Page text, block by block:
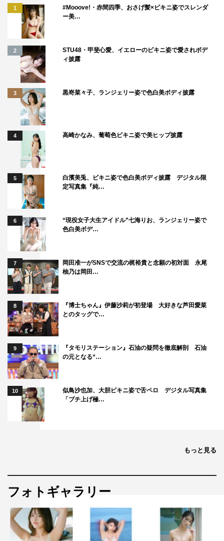
2020年9月12日（土）後2・55～10・54
総合司会：櫻井翔
司会：羽鳥慎一、水卜麻美（日本テレビアナウンサー）
NEXTゲート司会：バカリズム・滝菜月（日本テレビアナ
ウンサー）
出演アーティスト（五十音順）
嵐、[Alexandros]、いきものがかり、石川ひとみ、瑛人、
エレファントカシマシ、AKB48、KAT-TUN、加藤ミリ
ヤ、関ジャニ∞、Kis-My-Ft2、King & Prince、欅坂46、駒
津柚希、小柳ゆき、三代目J SOUL BROTHERS from
EXILE TRIBE、GENERATIONS from EXILE TRIBE、ジャ
ニーズWEST、SEKAI NO OWARI、Sexy Zone、
SEVENTEEN、高橋由美子、DA PUMP、DISH//、
TOMORROW X TOGETHER、東京スカパラダイスオーケ
ストラ、中島美嘉、NiziU、新田恵利、NEWS、乃木坂
46、Novelbright、Perfume、日向坂46、BTS、藤井フミ
ヤ、flumpool、Foorin、V6、Hey! Say! JUMP、MAX、松
本まりか、三浦大知、MIYAVI、宮本浩次、矢井田瞳、矢
沢永吉、山崎まさよし、LiSA、渡辺美奈代
WEB
公式サイト：https://www.ntv.co.jp/musicday/
LIVEPARK：https://www.livepark.jp/
1
#Mooove!・赤間四季、おさげ髪×ビキニ姿でスレンダ
ー美…
2
STU48・甲斐心愛、イエローのビキニ姿で愛されボデ
ィ披露
3 黒嵜菜々子、ランジェリー姿で色白美ボディ披露
4 高崎かなみ、葡萄色ビキニ姿で美ヒップ披露
5
白濱美兎、ビキニ姿で色白美ボディ披露 デジタル限
定写真集『純…
6
“現役女子大生アイドル”七海りお、ランジェリー姿で
色白美ボデ…
7
岡田准一がSNSで交流の梶裕貴と念願の初対面 永尾
柚乃は岡田…
8
『博士ちゃん』伊藤沙莉が初登場 大好きな芦田愛菜
とのタッグで…
9
『タモリステーション』石油の疑問を徹底解剖 石油
の元となる“…
10
似鳥沙也加、大胆ビキニ姿で舌ペロ デジタル写真集
「ブチ上げ極…
もっと見る
フォトギャラリー